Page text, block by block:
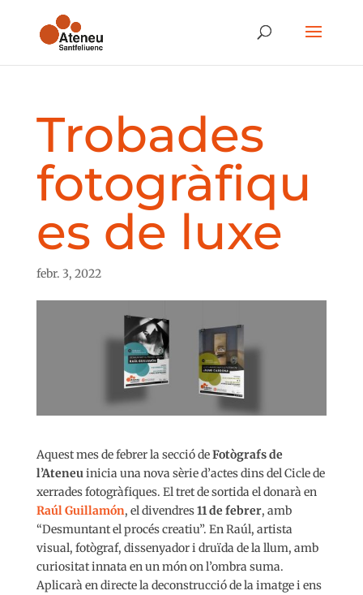
Trobades
fotogràfiqu
es de luxe
febr. 3, 2022
Aquest mes de febrer la secció deFotògrafs de
l’Ateneuinicia una nova sèrie d’actes dins del Cicle de
xerrades fotogràfiques. El tret de sortida el donarà en
Raúl Guillamón, el divendres11 de febrer, amb
“Desmuntant el procés creatiu”. En Raúl, artista
visual, fotògraf, dissenyador i druïda de la llum, amb
curiositat innata en un món on l’ombra suma.
Aplicarà en directe la deconstrucció de la imatge i ens